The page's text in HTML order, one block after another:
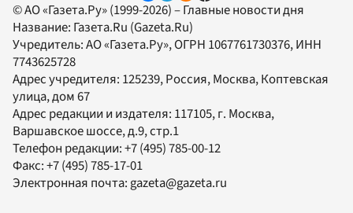
© АО «Газета.Ру» (1999-2026) – Главные новости дня
Название: Газета.Ru (Gazeta.Ru)
Учредитель:АО «Газета.Ру», ОГРН 1067761730376, ИНН
7743625728
Адрес учредителя: 125239, Россия, Москва, Коптевская
улица, дом 67
Адрес редакции и издателя: 117105, г. Москва,
Варшавское шоссе, д.9, стр.1
Телефон редакции:+7 (495) 785-00-12
Факс:+7 (495) 785-17-01
Электронная почта:gazeta@gazeta.ru